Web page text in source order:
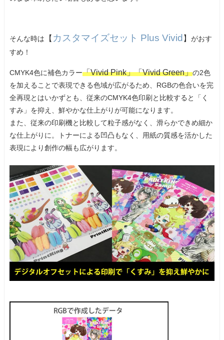
そんな時は 【 カスタマイズセット Plus Vivid 】 がおす
すめ！
CMYK4色に補色カラー「Vivid Pink」「Vivid Green」の2色
を加えることで表現できる色域が広がるため、RGBの色合いを完
全再現とはいかずとも、従来のCMYK4色印刷と比較すると「く
すみ」を抑え、鮮やかな仕上がりが可能になります。
また、従来の印刷機と比較して粒子感がなく、滑らかできめ細か
な仕上がりに。
トナーによる凹凸もなく、用紙の質感を活かした
表現により創作の幅も広がります。